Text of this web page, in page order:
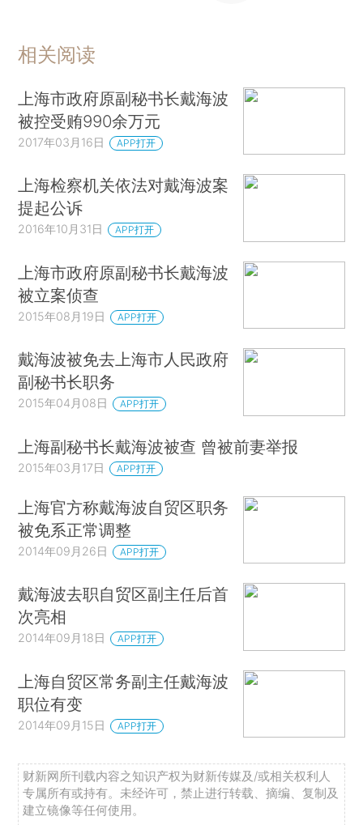
相关阅读
上海市政府原副秘书长戴海波
被控受贿990余万元
2017年03月16日 APP打开
上海检察机关依法对戴海波案
提起公诉
2016年10月31日 APP打开
上海市政府原副秘书长戴海波
被立案侦查
2015年08月19日 APP打开
戴海波被免去上海市人民政府
副秘书长职务
2015年04月08日 APP打开
上海副秘书长戴海波被查 曾被前妻举报
2015年03月17日 APP打开
上海官方称戴海波自贸区职务
被免系正常调整
2014年09月26日 APP打开
戴海波去职自贸区副主任后首
次亮相
2014年09月18日 APP打开
上海自贸区常务副主任戴海波
职位有变
2014年09月15日 APP打开
财新网所刊载内容之知识产权为财新传媒及/或相关权利人
专属所有或持有。未经许可，禁止进行转载、摘编、复制及
建立镜像等任何使用。